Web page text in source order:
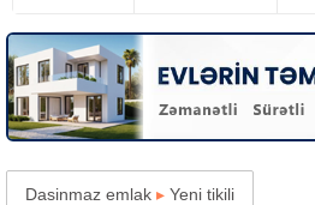
Dasinmaz emlak ▸ Yeni tikili